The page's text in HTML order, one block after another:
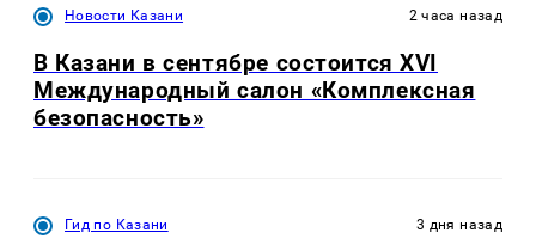
Новости Казани 2 часа назад
В Казани в сентябре состоится XVI
Международный салон «Комплексная
безопасность»
Гид по Казани 3 дня назад